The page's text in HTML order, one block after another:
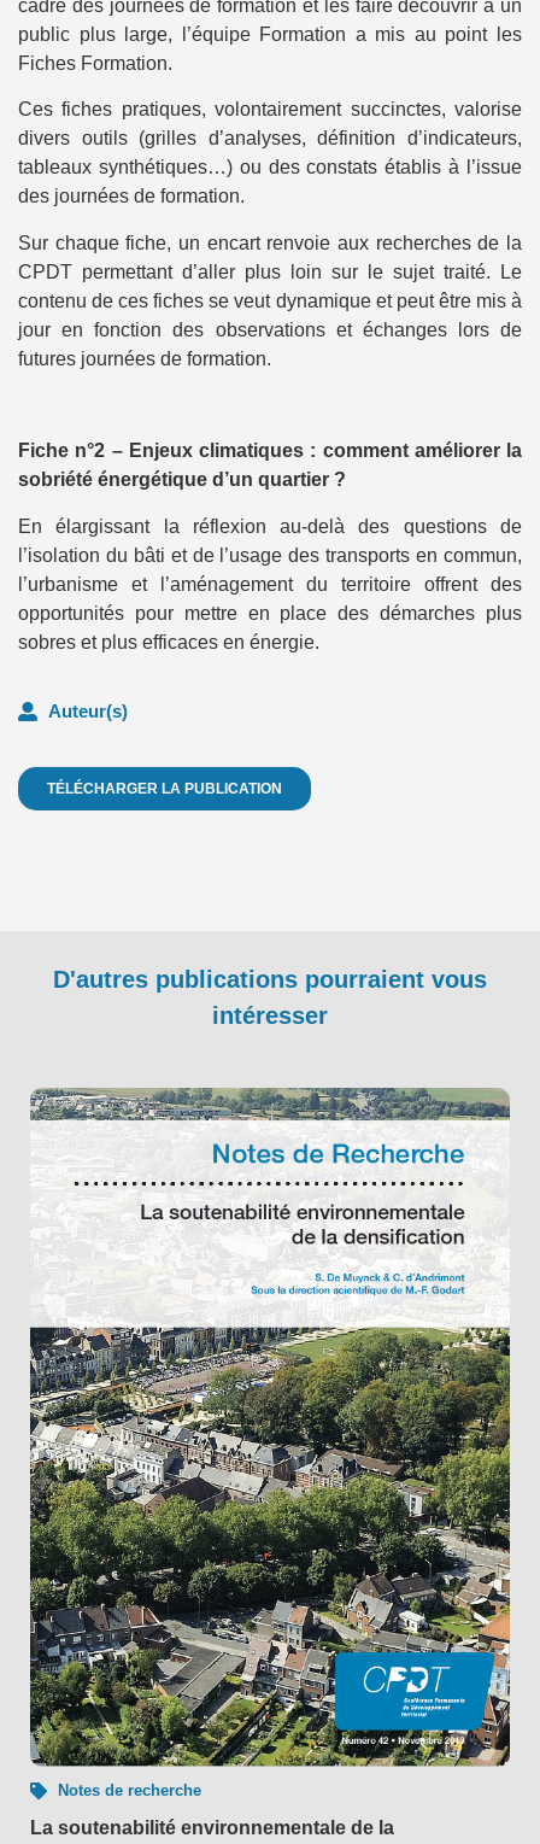
cadre des journées de formation et les faire découvrir à un
public plus large, l’équipe Formation a mis au point les
Fiches Formation.
Ces fiches pratiques, volontairement succinctes, valorise
divers outils (grilles d’analyses, définition d’indicateurs,
tableaux synthétiques…) ou des constats établis à l’issue
des journées de formation.
Sur chaque fiche, un encart renvoie aux recherches de la
CPDT permettant d’aller plus loin sur le sujet traité. Le
contenu de ces fiches se veut dynamique et peut être mis à
jour en fonction des observations et échanges lors de
futures journées de formation.
Fiche n°2 – Enjeux climatiques : comment améliorer la
sobriété énergétique d’un quartier ?
En élargissant la réflexion au-delà des questions de
l’isolation du bâti et de l’usage des transports en commun,
l’urbanisme et l’aménagement du territoire offrent des
opportunités pour mettre en place des démarches plus
sobres et plus efficaces en énergie.
Auteur(s)
TÉLÉCHARGER LA PUBLICATION
D'autres publications pourraient vous
intéresser
Notes de recherche
La soutenabilité environnementale de la